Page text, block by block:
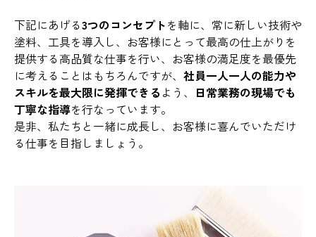
下記にあげる3つのコンセプトを軸に、常に新しい技術や
塗料、工具を導入し、お客様にとって最高の仕上がりを
提供する高品質な仕事を行い、お客様の満足度を最優先
に考えることはもちろんですが、 社員一人一人の能力や
スキルを最大限に発揮できる よう、 日常業務の現場でも
丁寧な指導を行なっています。
是非、私たちと一緒に成長し、お客様に喜んでいただけ
る仕事を目指しましょう。